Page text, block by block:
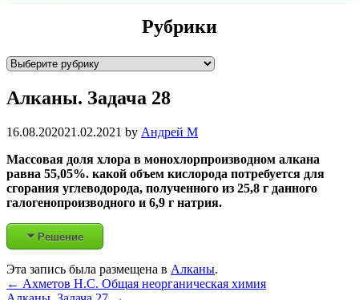
Рубрики
Р
б
и
и
Алканы. Задача 28
16.08.202021.02.2021 by Андрей М
Массовая доля хлора в монохлорпроизводном алкана
равна 55,05%. какой объем кислорода потребуется для
сгорания углеводорода, полученного из 25,8 г данного
галогенопроизводного и 6,9 г натрия.
Решение
Эта запись была размещена в Алканы.
Post
← Ахметов Н.С. Общая неорганическая химия